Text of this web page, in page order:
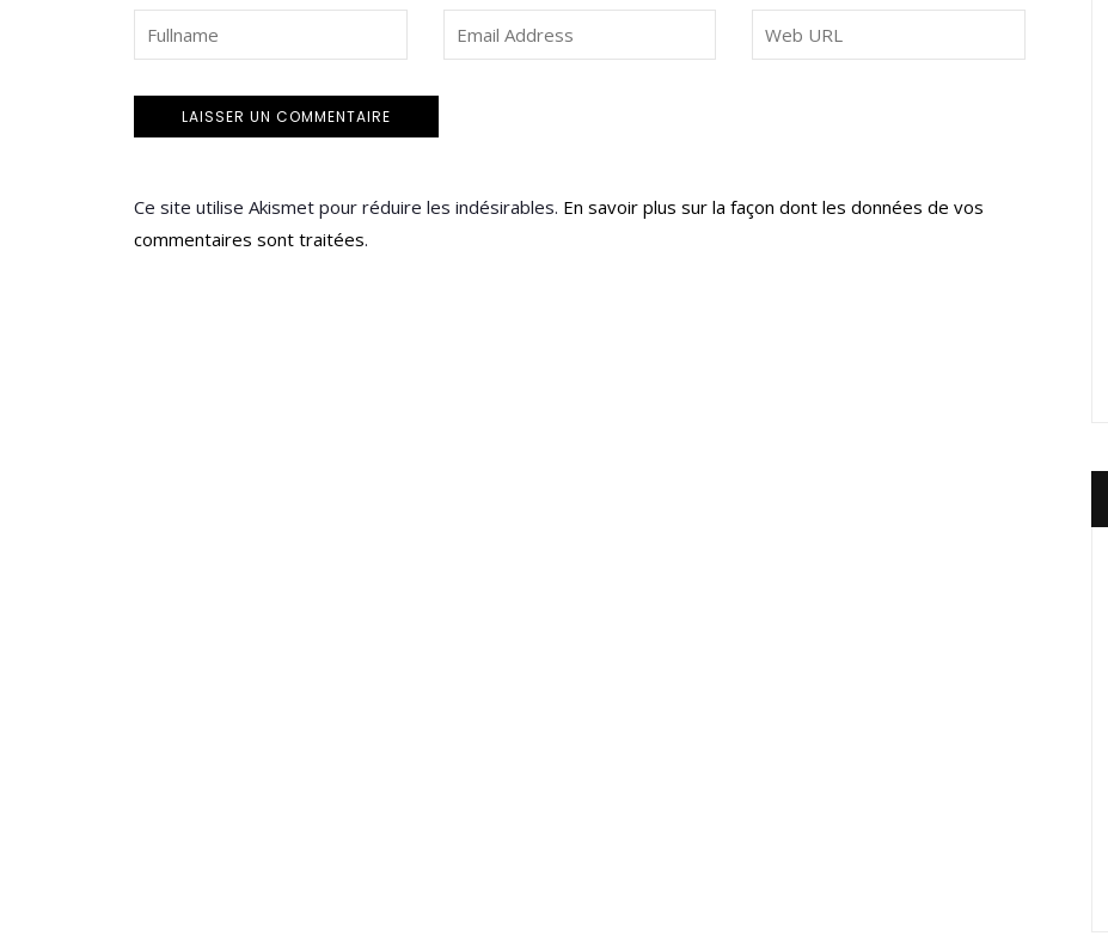
Ce site utilise Akismet pour réduire les indésirables. En savoir plus sur la façon dont les données de vos
commentaires sont traitées.